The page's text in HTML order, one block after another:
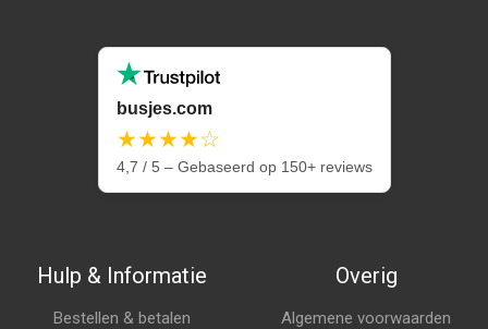
busjes.com
★★★★☆
4,7 / 5 – Gebaseerd op 150+ reviews
Hulp & Informatie
Bestellen & betalen
Overig
Algemene voorwaarden